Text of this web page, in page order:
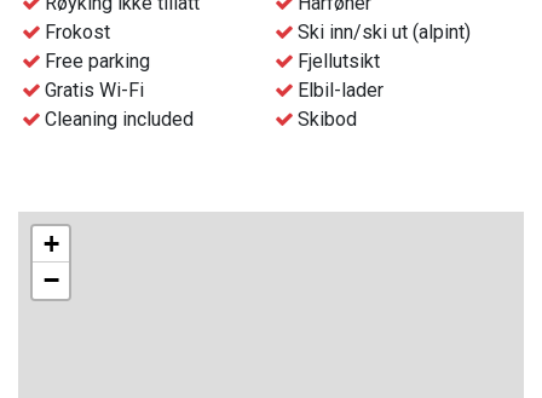
Frokost
Ski inn/ski ut (alpint)
Free parking
Fjellutsikt
Gratis Wi-Fi
Elbil-lader
Cleaning included
Skibod
+
−